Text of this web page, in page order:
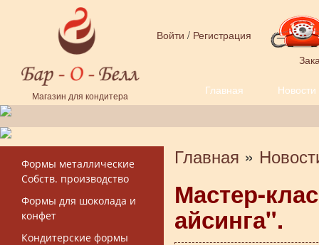
Перейти к основному содержанию
Магазин для кондитера
Войти / Регистрация
Главная Новости
Форма поиска
Формы металлические
Собств. производство
Формы для шоколада и
конфет
Кондитерские формы
Вы здесь
Главная »
Мастер-
айсинга".